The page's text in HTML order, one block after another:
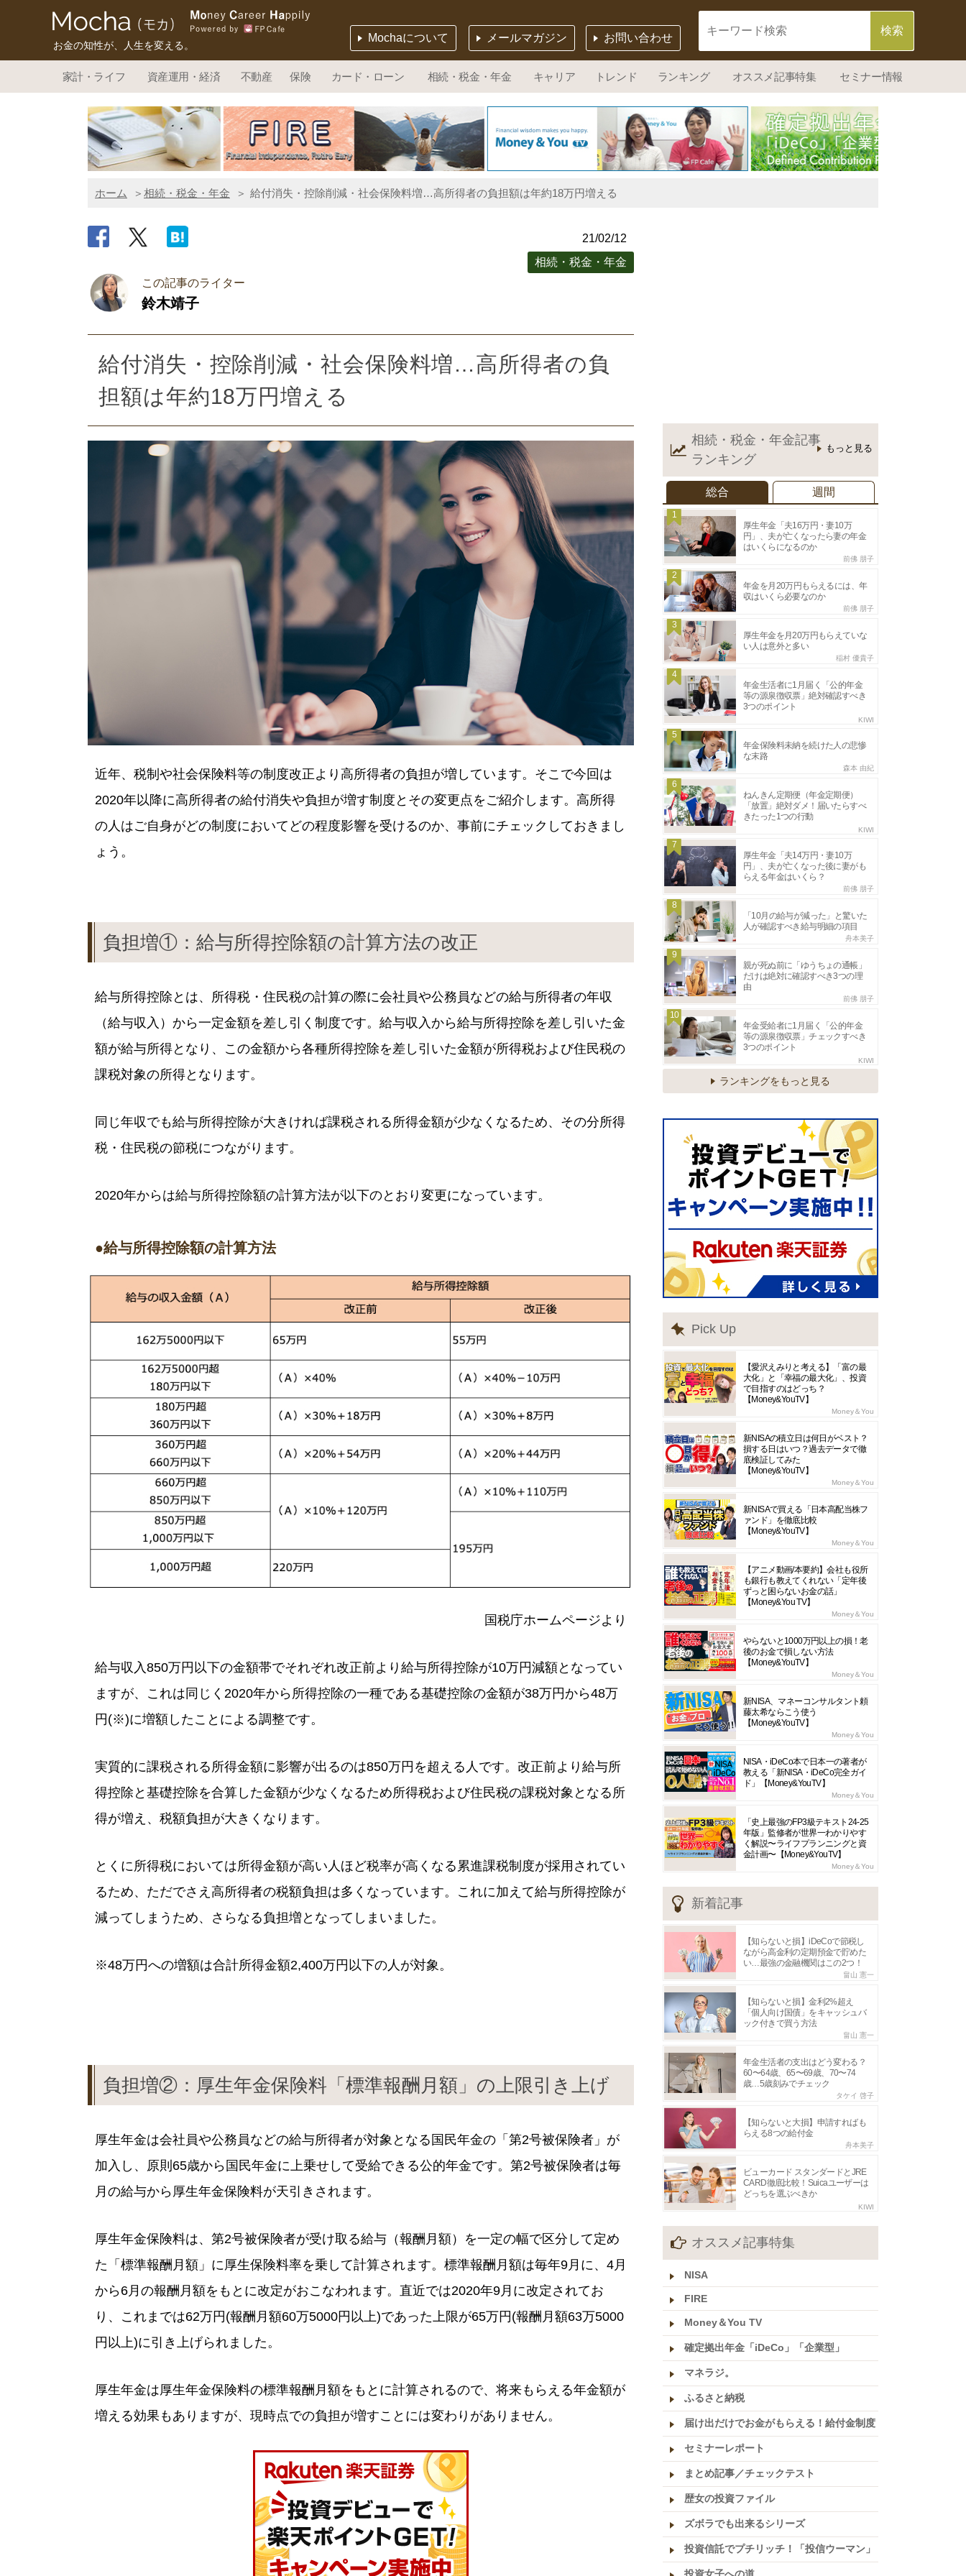
お金の知性が、人生を変える。
お問い合わせ
メールマガジン
Mochaについて
家計・ライフ 資産運用・経済 不動産 保険 カード・ローン 相続・税金・年金 キャリア トレンド ランキング オススメ記事特集 セミナー情報
ホーム 相続・税金・年金 給付消失・控除削減・社会保険料増…高所得者の負担額は年約18万円増える
21/02/12
相続・税金・年金
この記事のライター
鈴木靖子
給付消失・控除削減・社会保険料増…高所得者の負
担額は年約18万円増える
近年、税制や社会保険料等の制度改正より高所得者の負担が増しています。そこで今回は
2020年以降に高所得者の給付消失や負担が増す制度とその変更点をご紹介します。高所得
の人はご自身がどの制度においてどの程度影響を受けるのか、事前にチェックしておきまし
ょう。
負担増①：給与所得控除額の計算方法の改正
給与所得控除とは、所得税・住民税の計算の際に会社員や公務員などの給与所得者の年収
（給与収入）から一定金額を差し引く制度です。給与収入から給与所得控除を差し引いた金
額が給与所得となり、この金額から各種所得控除を差し引いた金額が所得税および住民税の
課税対象の所得となります。
同じ年収でも給与所得控除が大きければ課税される所得金額が少なくなるため、その分所得
税・住民税の節税につながります。
2020年からは給与所得控除額の計算方法が以下のとおり変更になっています。
●給与所得控除額の計算方法
国税庁ホームページより
給与収入850万円以下の金額帯でそれぞれ改正前より給与所得控除が10万円減額となってい
ますが、これは同じく2020年から所得控除の一種である基礎控除の金額が38万円から48万
円(※)に増額したことによる調整です。
実質的に課税される所得金額に影響が出るのは850万円を超える人です。改正前より給与所
得控除と基礎控除を合算した金額が少なくなるため所得税および住民税の課税対象となる所
得が増え、税額負担が大きくなります。
とくに所得税においては所得金額が高い人ほど税率が高くなる累進課税制度が採用されてい
るため、ただでさえ高所得者の税額負担は多くなっています。これに加えて給与所得控除が
減ってしまうため、さらなる負担増となってしまいました。
※48万円への増額は合計所得金額2,400万円以下の人が対象。
負担増②：厚生年金保険料「標準報酬月額」の上限引き上げ
厚生年金は会社員や公務員などの給与所得者が対象となる国民年金の「第2号被保険者」が
加入し、原則65歳から国民年金に上乗せして受給できる公的年金です。第2号被保険者は毎
月の給与から厚生年金保険料が天引きされます。
厚生年金保険料は、第2号被保険者が受け取る給与（報酬月額）を一定の幅で区分して定め
た「標準報酬月額」に厚生保険料率を乗して計算されます。標準報酬月額は毎年9月に、4月
から6月の報酬月額をもとに改定がおこなわれます。直近では2020年9月に改定されてお
り、これまでは62万円(報酬月額60万5000円以上)であった上限が65万円(報酬月額63万5000
円以上)に引き上げられました。
厚生年金は厚生年金保険料の標準報酬月額をもとに計算されるので、将来もらえる年金額が
増える効果もありますが、現時点での負担が増すことには変わりがありません。
相続・税金・年金記事
ランキング
もっと見る
総合 週間
1
厚生年金「夫16万円・妻10万
円」、夫が亡くなったら妻の年金
はいくらになるのか
前佛 朋子
2
年金を月20万円もらえるには、年
収はいくら必要なのか
前佛 朋子
3
厚生年金を月20万円もらえていな
い人は意外と多い
稲村 優貴子
4
年金生活者に1月届く「公的年金
等の源泉徴収票」絶対確認すべき
3つのポイント
KIWI
5
年金保険料未納を続けた人の悲惨
な末路
森本 由紀
6
ねんきん定期便（年金定期便）
「放置」絶対ダメ！届いたらすべ
きたった1つの行動
KIWI
7
厚生年金「夫14万円・妻10万
円」、夫が亡くなった後に妻がも
らえる年金はいくら？
前佛 朋子
8
「10月の給与が減った」と驚いた
人が確認すべき給与明細の項目
舟本美子
9
親が死ぬ前に「ゆうちょの通帳」
だけは絶対に確認すべき3つの理
由
前佛 朋子
10
年金受給者に1月届く「公的年金
等の源泉徴収票」チェックすべき
3つのポイント
KIWI
ランキングをもっと見る
Pick Up
【愛沢えみりと考える】「富の最
大化」と「幸福の最大化」、投資
で目指すのはどっち？
【Money&YouTV】
Money＆You
新NISAの積立日は何日がベスト？
損する日はいつ？過去データで徹
底検証してみた
【Money&YouTV】
Money＆You
新NISAで買える「日本高配当株フ
ァンド」を徹底比較
【Money&YouTV】
Money＆You
【アニメ動画/本要約】会社も役所
も銀行も教えてくれない「定年後
ずっと困らないお金の話」
【Money&You TV】
Money＆You
やらないと1000万円以上の損！老
後のお金で損しない方法
【Money&YouTV】
Money＆You
新NISA、マネーコンサルタント頼
藤太希ならこう使う
【Money&YouTV】
Money＆You
NISA・iDeCo本で日本一の著者が
教える「新NISA・iDeCo完全ガイ
ド」【Money&YouTV】
Money＆You
「史上最強のFP3級テキスト24-25
年版」監修者が世界一わかりやす
く解説〜ライフプランニングと資
金計画〜【Money&YouTV】
Money＆You
新着記事
【知らないと損】iDeCoで節税し
ながら高金利の定期預金で貯めた
い…最強の金融機関はこの2つ！
畠山 憲一
【知らないと損】金利2%超え
「個人向け国債」をキャッシュバ
ック付きで買う方法
畠山 憲一
年金生活者の支出はどう変わる？
60〜64歳、65〜69歳、70〜74
歳…5歳刻みでチェック
タケイ 啓子
【知らないと大損】申請すればも
らえる8つの給付金
舟本美子
ビューカード スタンダードとJRE
CARD徹底比較！Suicaユーザーは
どっちを選ぶべきか
KIWI
オススメ記事特集
NISA
FIRE
Money＆You TV
確定拠出年金「iDeCo」「企業型」
マネラジ。
ふるさと納税
届け出だけでお金がもらえる！給付金制度
セミナーレポート
まとめ記事／チェックテスト
歴女の投資ファイル
ズボラでも出来るシリーズ
投資信託でプチリッチ！「投信ウーマン」